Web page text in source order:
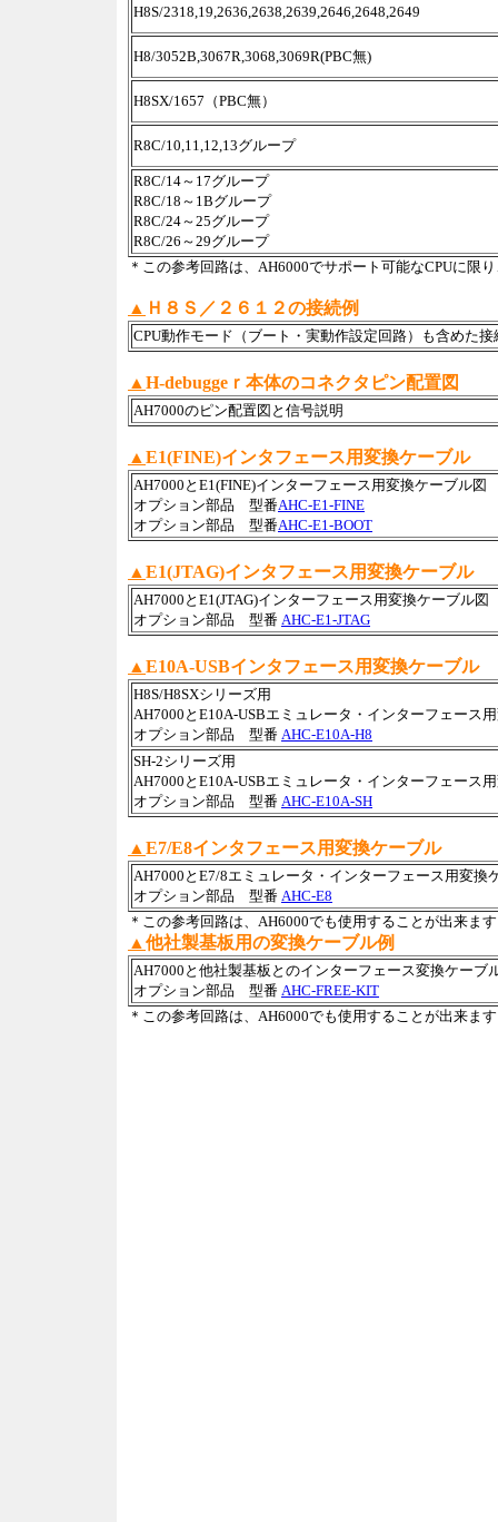
H8S/2318,19,2636,2638,2639,2646,2648,2649
H8/3052B,3067R,3068,3069R(PBC無)
H8SX/1657（PBC無）
R8C/10,11,12,13グループ
R8C/14～17グループ
R8C/18～1Bグループ
R8C/24～25グループ
R8C/26～29グループ
＊この参考回路は、AH6000でサポート可能なCPUに限
▲ Ｈ８Ｓ／２６１２の接続例
CPU動作モード（ブート・実動作設定回路）も含めた接
▲ H-debuggeｒ本体のコネクタピン配置図
AH7000のピン配置図と信号説明
▲ E1(FINE)インタフェース用変換ケーブル
AH7000とE1(FINE)インターフェース用変換ケーブル図
オプション部品 型番AHC-E1-FINE
オプション部品 型番AHC-E1-BOOT
▲ E1(JTAG)インタフェース用変換ケーブル
AH7000とE1(JTAG)インターフェース用変換ケーブル図
オプション部品 型番 AHC-E1-JTAG
▲ E10A-USBインタフェース用変換ケーブル
H8S/H8SXシリーズ用
AH7000とE10A-USBエミュレータ・インターフェース
オプション部品 型番 AHC-E10A-H8
SH-2シリーズ用
AH7000とE10A-USBエミュレータ・インターフェース
オプション部品 型番 AHC-E10A-SH
▲ E7/E8インタフェース用変換ケーブル
AH7000とE7/8エミュレータ・インターフェース用変換
オプション部品 型番 AHC-E8
＊この参考回路は、AH6000でも使用することが出来ま
▲ 他社製基板用の変換ケーブル例
AH7000と他社製基板とのインターフェース変換ケーブ
オプション部品 型番 AHC-FREE-KIT
＊この参考回路は、AH6000でも使用することが出来ま